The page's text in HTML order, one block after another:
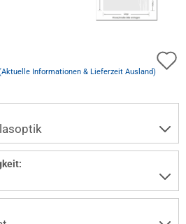
Informationen & Lieferzeit Ausland)